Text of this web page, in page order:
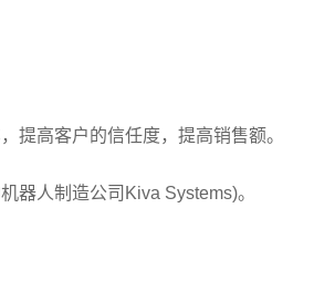
提高客户的信任度，提高销售额。
器人制造公司Kiva Systems)。